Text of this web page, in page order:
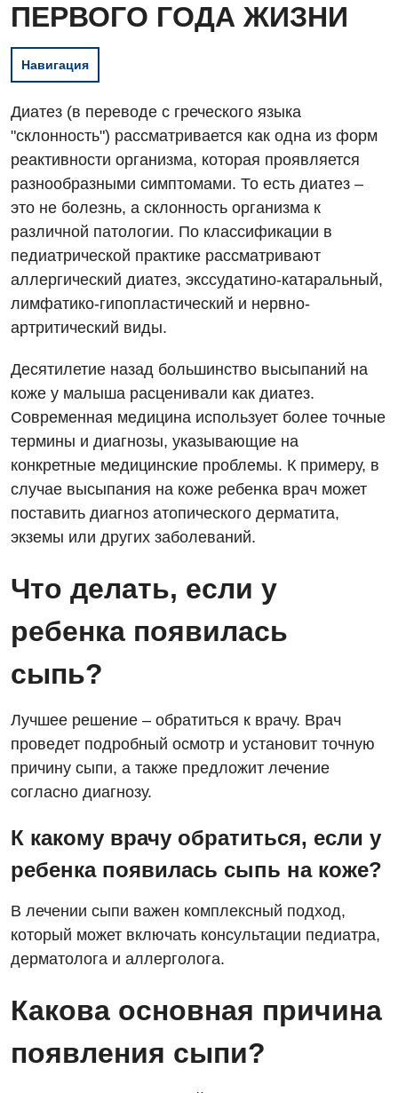
Вакансии
Мероприятия БПР
Интернатура
Энциклопедия
Диагностика
Инструментальная диагностика
Рентгенография
Для взрослых
Акушерство и гинекология
Андрология
Вакцинация
Гастроэнтерология
Диетология
Национальный скрининг здоровья 40+
Украинский
Русский
ПЕРВОГО ГОДА ЖИЗНИ
Навигация
Диатез (в переводе с греческого языка
"склонность") рассматривается как одна из форм
реактивности организма, которая проявляется
разнообразными симптомами. То есть диатез –
это не болезнь, а склонность организма к
различной патологии. По классификации в
педиатрической практике рассматривают
аллергический диатез, экссудатино-катаральный,
лимфатико-гипопластический и нервно-
артритический виды.
Десятилетие назад большинство высыпаний на
коже у малыша расценивали как диатез.
Современная медицина использует более точные
термины и диагнозы, указывающие на
конкретные медицинские проблемы. К примеру, в
случае высыпания на коже ребенка врач может
поставить диагноз атопического дерматита,
экземы или других заболеваний.
Что делать, если у
ребенка появилась
сыпь?
Лучшее решение – обратиться к врачу. Врач
проведет подробный осмотр и установит точную
причину сыпи, а также предложит лечение
согласно диагнозу.
К какому врачу обратиться, если у
ребенка появилась сыпь на коже?
В лечении сыпи важен комплексный подход,
который может включать консультации педиатра,
дерматолога и аллерголога.
Какова основная причина
появления сыпи?